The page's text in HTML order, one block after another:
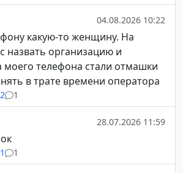
04.08.2026 10:22
какую-то женщину. На
назвать организацию и
моего телефона стали отмашки
в трате времени оператора
1
28.07.2026 11:59
1